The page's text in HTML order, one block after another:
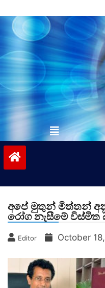
to
contentvinivida.lk
අපේ මුතුන් මිත්තන්
රෝග නැසීමේ විස්මිත
Editor October